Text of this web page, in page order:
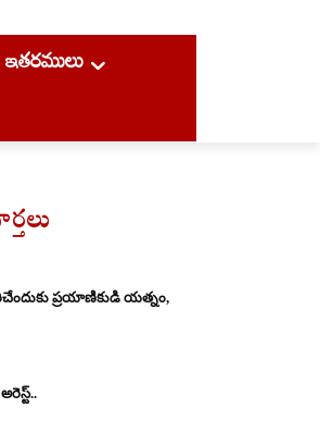
ఇతరములు
ప్రయాణికుడి యత్నం,